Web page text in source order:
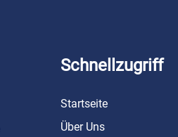
Schnellzugriff
Startseite
Über Uns